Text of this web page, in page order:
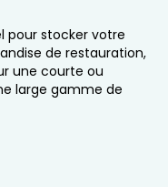
pour stocker votre
de restauration,
une courte ou
large gamme de